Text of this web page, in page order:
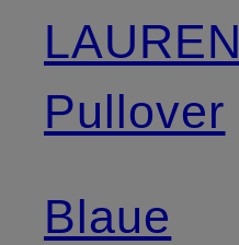
LAUREN
Pullover
Blaue